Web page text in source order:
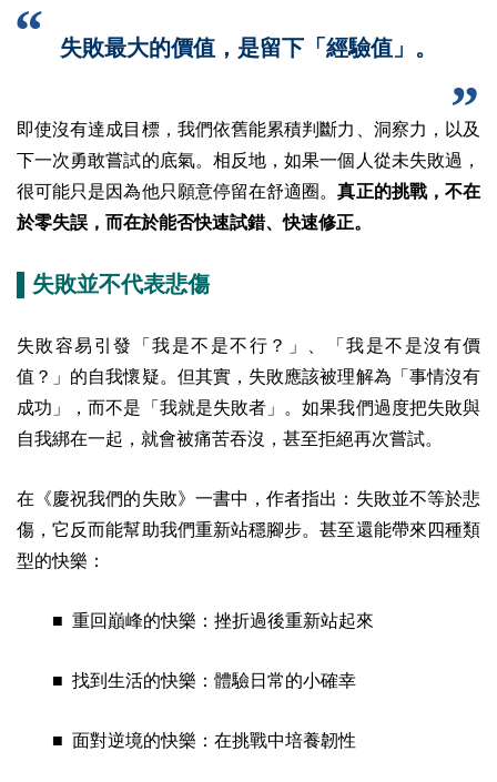
失敗最大的價值，是留下「經驗值」。
即使沒有達成目標，我們依舊能累積判斷力、洞察力，以及
下一次勇敢嘗試的底氣。相反地，如果一個人從未失敗過，
很可能只是因為他只願意停留在舒適圈。真正的挑戰，不在
於零失誤，而在於能否快速試錯、快速修正。
▌失敗並不代表悲傷
失敗容易引發「我是不是不行？」、「我是不是沒有價
值？」的自我懷疑。但其實，失敗應該被理解為「事情沒有
成功」，而不是「我就是失敗者」。如果我們過度把失敗與
自我綁在一起，就會被痛苦吞沒，甚至拒絕再次嘗試。
在《慶祝我們的失敗》一書中，作者指出：失敗並不等於悲
傷，它反而能幫助我們重新站穩腳步。甚至還能帶來四種類
型的快樂：
■ 重回巔峰的快樂：挫折過後重新站起來
■ 找到生活的快樂：體驗日常的小確幸
■ 面對逆境的快樂：在挑戰中培養韌性